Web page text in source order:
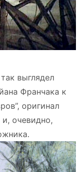
выглядел
Франчака к
оригинал
очевидно,